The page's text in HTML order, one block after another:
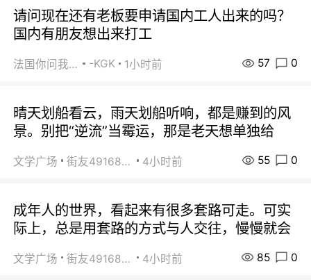
请问现在还有老板要申请国内工人出来的吗？
国内有朋友想出来打工
法国你问我答 -KGK 1小时前 57 0
晴天划船看云，雨天划船听响，都是赚到的风
景。别把“逆流”当霉运，那是老天想单独给
文学广场 街友49168527 4小时前 55 0
成年人的世界，看起来有很多套路可走。可实
际上，总是用套路的方式与人交往，慢慢就会
文学广场 街友49168527 4小时前 85 0